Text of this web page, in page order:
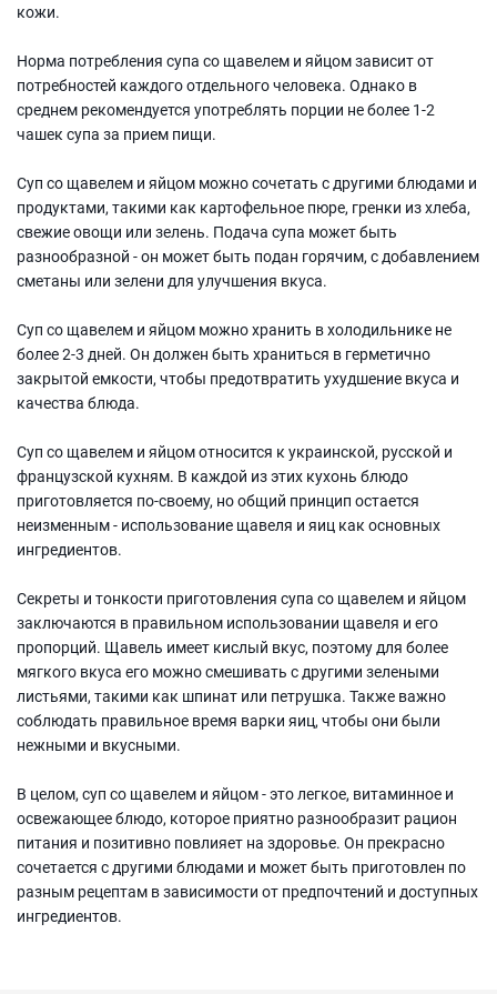
кожи.
Норма потребления супа со щавелем и яйцом зависит от
потребностей каждого отдельного человека. Однако в
среднем рекомендуется употреблять порции не более 1-2
чашек супа за прием пищи.
Суп со щавелем и яйцом можно сочетать с другими блюдами и
продуктами, такими как картофельное пюре, гренки из хлеба,
свежие овощи или зелень. Подача супа может быть
разнообразной - он может быть подан горячим, с добавлением
сметаны или зелени для улучшения вкуса.
Суп со щавелем и яйцом можно хранить в холодильнике не
более 2-3 дней. Он должен быть храниться в герметично
закрытой емкости, чтобы предотвратить ухудшение вкуса и
качества блюда.
Суп со щавелем и яйцом относится к украинской, русской и
французской кухням. В каждой из этих кухонь блюдо
приготовляется по-своему, но общий принцип остается
неизменным - использование щавеля и яиц как основных
ингредиентов.
Секреты и тонкости приготовления супа со щавелем и яйцом
заключаются в правильном использовании щавеля и его
пропорций. Щавель имеет кислый вкус, поэтому для более
мягкого вкуса его можно смешивать с другими зелеными
листьями, такими как шпинат или петрушка. Также важно
соблюдать правильное время варки яиц, чтобы они были
нежными и вкусными.
В целом, суп со щавелем и яйцом - это легкое, витаминное и
освежающее блюдо, которое приятно разнообразит рацион
питания и позитивно повлияет на здоровье. Он прекрасно
сочетается с другими блюдами и может быть приготовлен по
разным рецептам в зависимости от предпочтений и доступных
ингредиентов.